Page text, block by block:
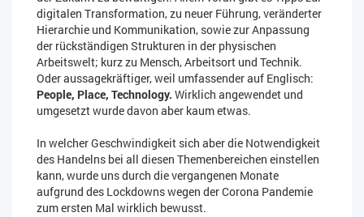
digitalen Transformation, zu neuer Führung, veränderter
Hierarchie und Kommunikation, sowie zur Anpassung
der rückständigen Strukturen in der physischen
Arbeitswelt; kurz zu Mensch, Arbeitsort und Technik.
Oder aussagekräftiger, weil umfassender auf Englisch:
People, Place, Technology. Wirklich angewendet und
umgesetzt wurde davon aber kaum etwas.
In welcher Geschwindigkeit sich aber die Notwendigkeit
des Handelns bei all diesen Themenbereichen einstellen
kann, wurde uns durch die vergangenen Monate
aufgrund des Lockdowns wegen der Corona Pandemie
zum ersten Mal wirklich bewusst.